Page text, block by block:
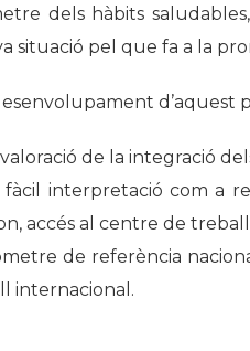
Història
Biblioteca Arxiu
Seu Social
dels hàbits
situació pel que fa a la
d’aquest
valoració de la integració
fàcil interpretació com a
accés al centre de
de referència
internacional.